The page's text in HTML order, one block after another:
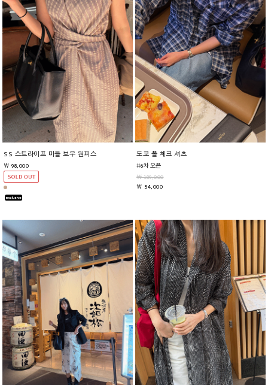
SS 스트라이프 미들 보우 원피스
￦ 98,000
도쿄 폴 체크 셔츠
#6차 오픈
￦ 189,000
￦ 54,000